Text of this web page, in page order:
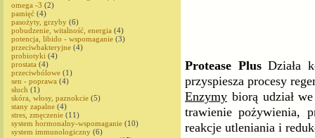
omega -3 (2)
pamięć (4)
pasożyty, grzyby (6)
pobudzenie, witalność, energia (4)
potencja, libido - wspomaganie (3)
przeciwbakteryjne (4)
probiotyki (4)
prostata (4)
przeciwbólowe (1)
sen - poprawa (4)
słuch (1)
skóra, włosy, paznokcie (5)
stany zapalne (4)
stres, zmęczenie (11)
system hormonalny-wspomaganie (10)
system immunologiczny (6)
Protease PlusDziała
przyspiesza procesy
Enzymy biorą udział
trawienie pożywienia,
reakcje utleniania i